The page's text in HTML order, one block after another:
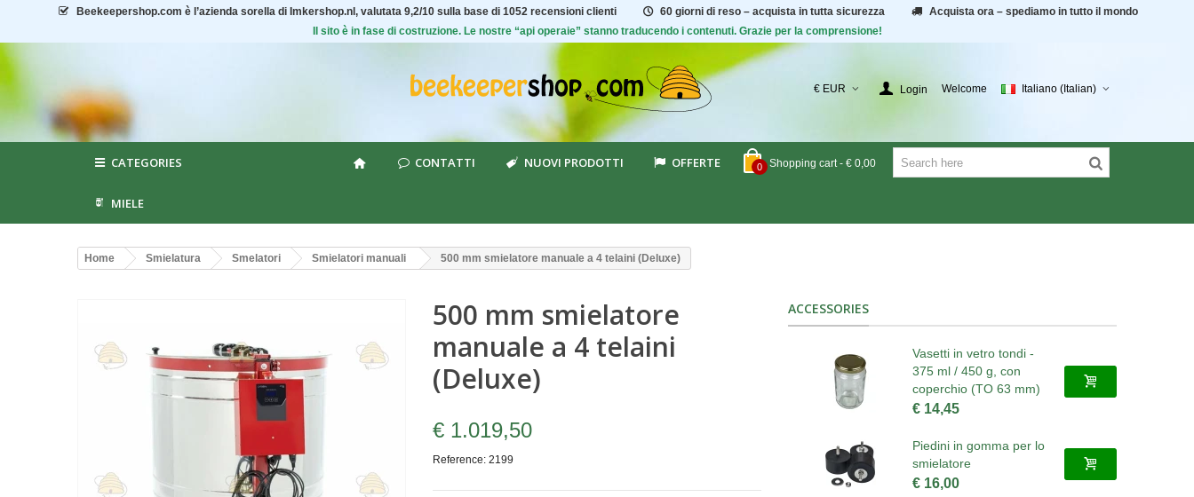
Beekeepershop.com è l’azienda sorella di Imkershop.nl, valutata 9,2/10 sulla base di 1052 recensioni clienti 60 giorni di reso – acquista in tutta sicurezza
Acquista ora – spediamo in tutto il mondo
Il sito è in fase di costruzione. Le nostre “api operaie” stanno traducendo i contenuti. Grazie per la comprensione!
€ EUR Login Welcome Italiano (Italian)
0 Shopping cart - € 0,00
CATEGORIES CONTATTI NUOVI PRODOTTI OFFERTE
MIELE
Home Smielatura Smelatori Smielatori manuali 500 mm smielatore manuale a 4 telaini (Deluxe)
500 mm smielatore
manuale a 4 telaini
(Deluxe)
€ 1.019,50
Reference: 2199
ACCESSORIES
Vasetti in vetro tondi -
375 ml / 450 g, con
coperchio (TO 63 mm)
€ 14,45
Piedini in gomma per lo
smielatore
€ 16,00